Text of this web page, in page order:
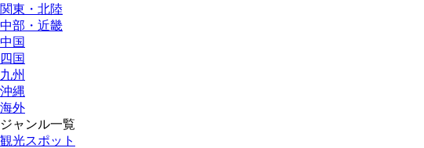
関東・北陸
中部・近畿
中国
四国
九州
沖縄
海外
ジャンル一覧
観光スポット